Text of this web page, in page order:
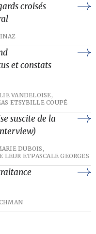
croisés
et constats
VANDELOISE,
ETSYBILLE COUPÉ
suscite de la
DUBOIS,
LEUR ETPASCALE GEORGES